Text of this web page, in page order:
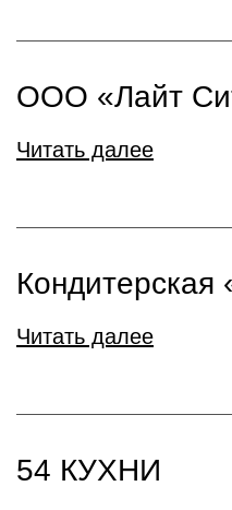
ООО «Лайт
Читать далее
Читать далее
54 КУХНИ